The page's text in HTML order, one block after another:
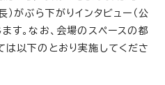
）がぶら下がりインタビュー（公
す。なお、会場のスペースの都
は以下のとおり実施してくださ